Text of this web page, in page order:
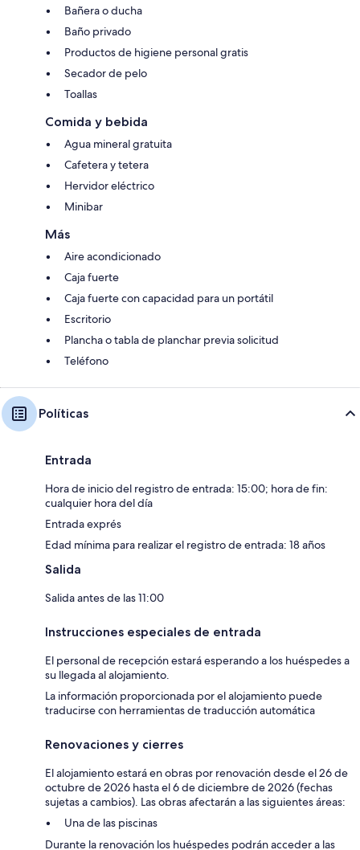
Bañera o ducha
Baño privado
Productos de higiene personal gratis
Secador de pelo
Toallas
Comida y bebida
Agua mineral gratuita
Cafetera y tetera
Hervidor eléctrico
Minibar
Más
Aire acondicionado
Caja fuerte
Caja fuerte con capacidad para un portátil
Escritorio
Plancha o tabla de planchar previa solicitud
Teléfono
Políticas
Entrada
Hora de inicio del registro de entrada: 15:00; hora de fin:
cualquier hora del día
Entrada exprés
Edad mínima para realizar el registro de entrada: 18 años
Salida
Salida antes de las 11:00
Instrucciones especiales de entrada
El personal de recepción estará esperando a los huéspedes a
su llegada al alojamiento.
La información proporcionada por el alojamiento puede
traducirse con herramientas de traducción automática
Renovaciones y cierres
El alojamiento estará en obras por renovación desde el 26 de
octubre de 2026 hasta el 6 de diciembre de 2026 (fechas
sujetas a cambios). Las obras afectarán a las siguientes áreas:
Una de las piscinas
Durante la renovación los huéspedes podrán acceder a las